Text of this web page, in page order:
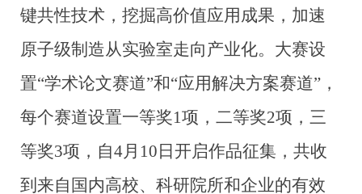
键共性技术，挖掘高价值应用成果，加速
原子级制造从实验室走向产业化。 大赛设
置“学术论文赛道”和“应用解决方案赛道”，
每个赛道设置一等奖1项，二等奖2项，三
等奖3项，自4月10日开启作品征集，共收
到来自国内高校、科研院所和企业的有效